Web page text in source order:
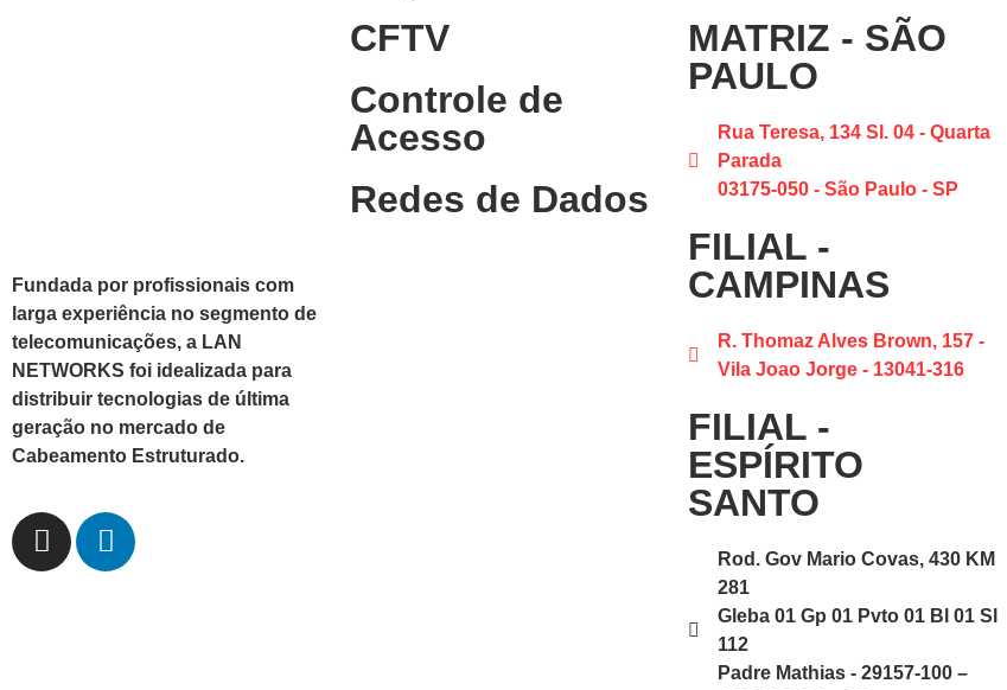
Fundada por profissionais com
larga experiência no segmento de
telecomunicações, a LAN
NETWORKS foi idealizada para
distribuir tecnologias de última
geração no mercado de
Cabeamento Estruturado.
CFTV
Controle de
Acesso
Redes de Dados
MATRIZ - SÃO
PAULO
Rua Teresa, 134 Sl. 04 - Quarta
Parada
03175-050 - São Paulo - SP
FILIAL -
CAMPINAS
R. Thomaz Alves Brown, 157 -
Vila Joao Jorge - 13041-316
FILIAL -
ESPÍRITO
SANTO
Rod. Gov Mario Covas, 430 KM
281
Gleba 01 Gp 01 Pvto 01 Bl 01 Sl
112
Padre Mathias - 29157-100 –